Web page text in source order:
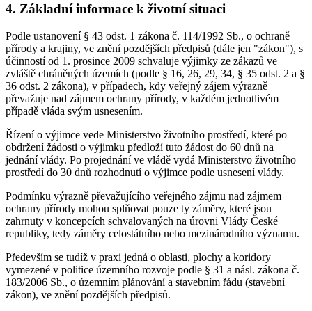
4. Základní informace k životní situaci
Podle ustanovení § 43 odst. 1 zákona č. 114/1992 Sb., o ochraně
přírody a krajiny, ve znění pozdějších předpisů (dále jen "zákon"), s
účinností od 1. prosince 2009 schvaluje výjimky ze zákazů ve
zvláště chráněných územích (podle § 16, 26, 29, 34, § 35 odst. 2 a §
36 odst. 2 zákona), v případech, kdy veřejný zájem výrazně
převažuje nad zájmem ochrany přírody, v každém jednotlivém
případě vláda svým usnesením.
Řízení o výjimce vede Ministerstvo životního prostředí, které po
obdržení žádosti o výjimku předloží tuto žádost do 60 dnů na
jednání vlády. Po projednání ve vládě vydá Ministerstvo životního
prostředí do 30 dnů rozhodnutí o výjimce podle usnesení vlády.
Podmínku výrazně převažujícího veřejného zájmu nad zájmem
ochrany přírody mohou splňovat pouze ty záměry, které jsou
zahrnuty v koncepcích schvalovaných na úrovni Vlády České
republiky, tedy záměry celostátního nebo mezinárodního významu.
Především se tudíž v praxi jedná o oblasti, plochy a koridory
vymezené v politice územního rozvoje podle § 31 a násl. zákona č.
183/2006 Sb., o územním plánování a stavebním řádu (stavební
zákon), ve znění pozdějších předpisů.